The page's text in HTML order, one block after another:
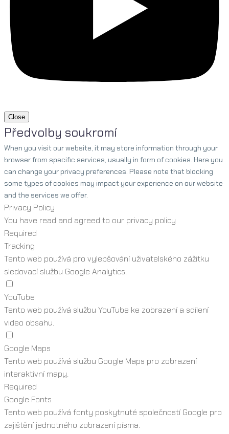
Close
Předvolby soukromí
When you visit our website, it may store information through your
browser from specific services, usually in form of cookies. Here you
can change your privacy preferences. Please note that blocking
some types of cookies may impact your experience on our website
and the services we offer.
Privacy Policy
You have read and agreed to our privacy policy
Required
Tracking
Tento web používá pro vylepšování uživatelského zážitku
sledovací službu Google Analytics.
YouTube
Tento web používá službu YouTube ke zobrazení a sdílení
video obsahu.
Google Maps
Tento web používá službu Google Maps pro zobrazení
interaktivní mapy.
Required
Google Fonts
Tento web používá fonty poskytnuté společností Google pro
zajištění jednotného zobrazení písma.